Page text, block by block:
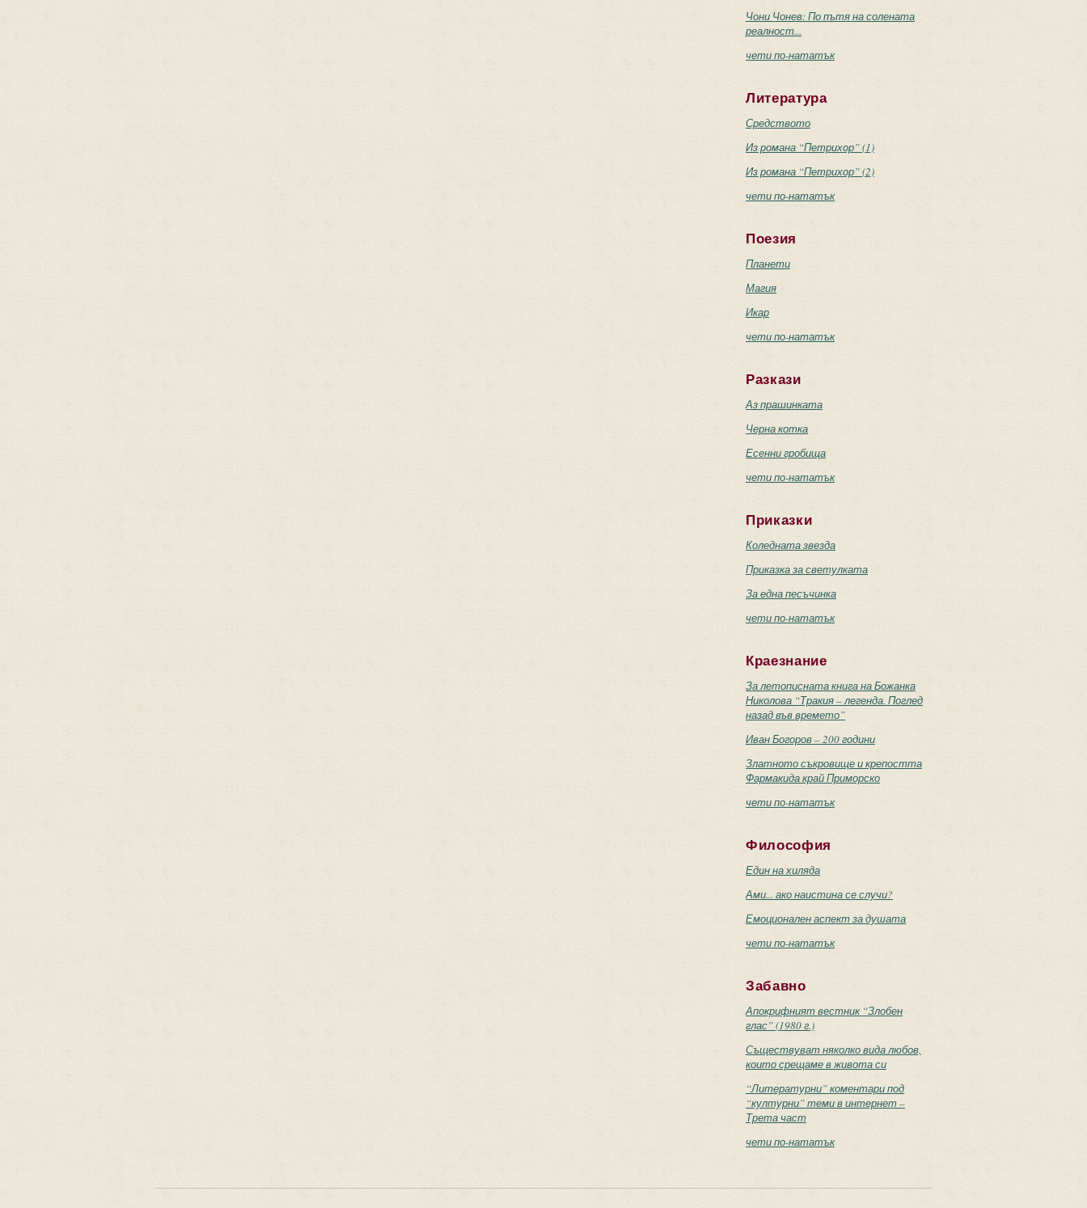
Чони Чонев: По пътя на солената
реалност...
чети по-нататък
Литература
Средството
Из романа “Петрихор” (1)
Из романа “Петрихор” (2)
чети по-нататък
Поезия
Планети
Магия
Икар
чети по-нататък
Разкази
Аз прашинката
Черна котка
Есенни гробища
чети по-нататък
Приказки
Коледната звезда
Приказка за светулката
За една песъчинка
чети по-нататък
Краезнание
За летописната книга на Божанка
Николова “Тракия – легенда. Поглед
назад във времето”
Иван Богоров – 200 години
Златното съкровище и крепостта
Фармакида край Приморско
чети по-нататък
Философия
Един на хиляда
Ами... ако наистина се случи?
Емоционален аспект за душата
чети по-нататък
Забавно
Апокрифният вестник “Злобен
глас” (1980 г.)
Съществуват няколко вида любов,
които срещаме в живота си
“Литературни” коментари под
“културни” теми в интернет –
Трета част
чети по-нататък